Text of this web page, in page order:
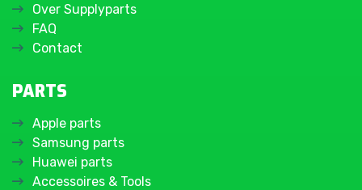
Over Supplyparts
FAQ
Contact
PARTS
Apple parts
Samsung parts
Huawei parts
Accessoires & Tools